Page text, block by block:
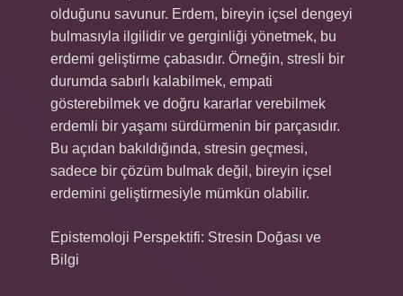
olduğunu savunur. Erdem, bireyin içsel dengeyi
bulmasıyla ilgilidir ve gerginliği yönetmek, bu
erdemi geliştirme çabasıdır. Örneğin, stresli bir
durumda sabırlı kalabilmek, empati
gösterebilmek ve doğru kararlar verebilmek
erdemli bir yaşamı sürdürmenin bir parçasıdır.
Bu açıdan bakıldığında, stresin geçmesi,
sadece bir çözüm bulmak değil, bireyin içsel
erdemini geliştirmesiyle mümkün olabilir.
Epistemoloji Perspektifi: Stresin Doğası ve
Bilgi